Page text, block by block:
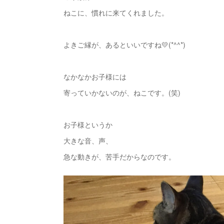
ねこに、慣れに来てくれました。
よきご縁が、あるといいですね💛(*^^*)
なかなかお子様には
寄っていかないのが、ねこです。(笑)
お子様というか
大きな音、声、
急な動きが、苦手だからなのです。